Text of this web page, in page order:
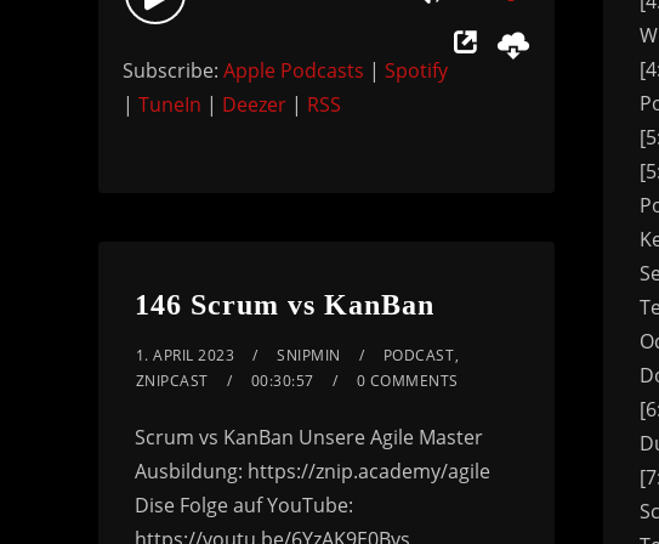
Player
Up/Down
Subscribe: Apple Podcasts | Spotify
| TuneIn | Deezer| RSS
146 Scrum vs KanBan
1. APRIL 2023 SNIPMIN PODCAST,
ZNIPCAST
00:30:57 0 COMMENTS
Scrum vs KanBan Unsere Agile Master
Ausbildung: https://znip.academy/agile
Dise Folge auf YouTube: